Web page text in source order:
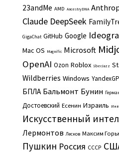
23andMe AMD AncestryDNA
Claude DeepSeek
GigaChat GitHub Google
Mac OS Magnific Microsoft
OpenAI Ozon Roblox SberJazz
Wildberries Windows
БПЛА Бальмонт Бунин
Достоевский Есенин Израиль
Искусственный
Лермонтов Лесков Максим
Пушкин Россия СССР